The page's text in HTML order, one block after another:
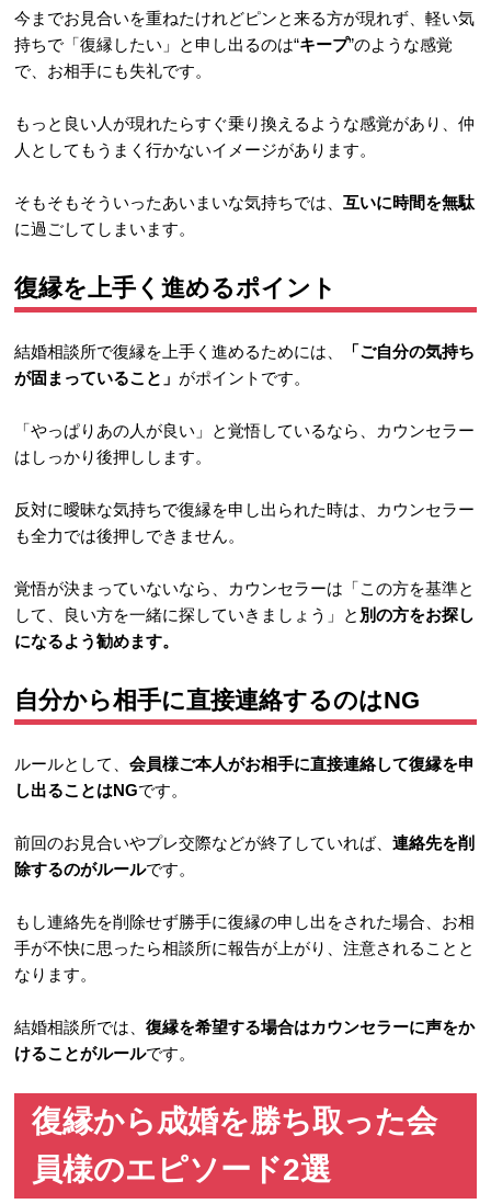
今までお見合いを重ねたけれどピンと来る方が現れず、軽い気
持ちで「復縁したい」と申し出るのは“キープ”のような感覚
で、お相手にも失礼です。
もっと良い人が現れたらすぐ乗り換えるような感覚があり、仲
人としてもうまく行かないイメージがあります。
そもそもそういったあいまいな気持ちでは、互いに時間を無駄
に過ごしてしまいます。
復縁を上手く進めるポイント
結婚相談所で復縁を上手く進めるためには、
「ご自分の気持ち
が固まっていること」 がポイントです。
「やっぱりあの人が良い」と覚悟しているなら、カウンセラー
はしっかり後押しします。
反対に曖昧な気持ちで復縁を申し出られた時は、カウンセラー
も全力では後押しできません。
覚悟が決まっていないなら、カウンセラーは「この方を基準と
して、良い方を一緒に探していきましょう」と 別の方をお探し
になるよう勧めます。
自分から相手に直接連絡するのはNG
ルールとして、会員様ご本人がお相手に直接連絡して復縁を申
し出ることはNGです。
前回のお見合いやプレ交際などが終了していれば、連絡先を削
除するのがルールです。
もし連絡先を削除せず勝手に復縁の申し出をされた場合、お相
手が不快に思ったら相談所に報告が上がり、注意されることと
なります。
結婚相談所では、復縁を希望する場合はカウンセラーに声をか
けることがルールです。
復縁から成婚を勝ち取った会
員様のエピソード2選